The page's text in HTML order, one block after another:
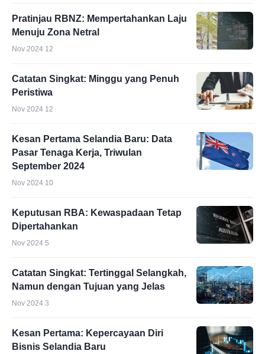
Pratinjau RBNZ: Mempertahankan Laju
Menuju Zona Netral
Nov 2024 12
Catatan Singkat: Minggu yang Penuh
Peristiwa
Nov 2024 12
Kesan Pertama Selandia Baru: Data
Pasar Tenaga Kerja, Triwulan
September 2024
Nov 2024 10
Keputusan RBA: Kewaspadaan Tetap
Dipertahankan
Nov 2024 5
Catatan Singkat: Tertinggal Selangkah,
Namun dengan Tujuan yang Jelas
Nov 2024 3
Kesan Pertama: Kepercayaan Diri
Bisnis Selandia Baru